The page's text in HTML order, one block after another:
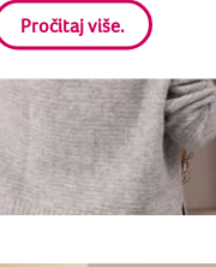
Pročitaj više.